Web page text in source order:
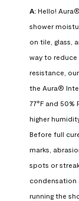
A: Hello!
shower
on tile, glass,
way to
resistance,
the Aura®
77°F and
higher
Before full
marks,
spots or
condensation
running the